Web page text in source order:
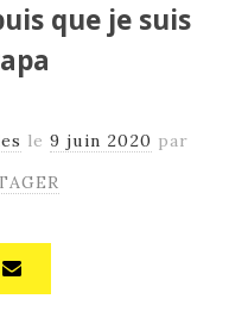
que je suis
le 9 juin 2020 par